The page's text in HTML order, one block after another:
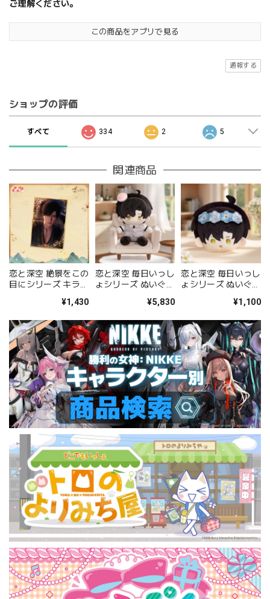
ご理解ください。
この商品をアプリで見る
通報する
ショップの評価
すべて 334 2 5
関連商品
恋と深空 絶景をこの
目にシリーズ キラキ
¥1,430
恋と深空 毎日いっし
ょシリーズ ぬいぐる
¥5,830
恋と深空 毎日いっし
ょシリーズ ぬいぐる
¥1,100